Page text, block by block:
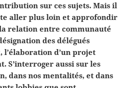
sur ces sujets. Mais il
aller plus loin et approfondir
relation entre communauté
des délégués
d’un projet
S’interroger aussi sur les
dans nos mentalités, et dans